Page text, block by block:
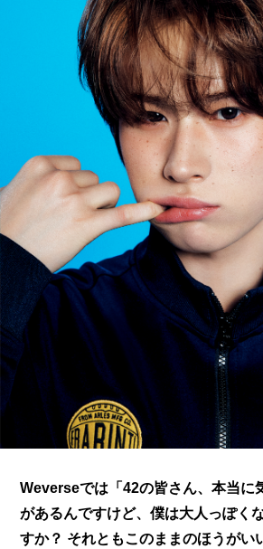
Weverseでは「42の皆さん、本当に
があるんですけど、僕は大人っぽく
すか？ それともこのままのほうがい